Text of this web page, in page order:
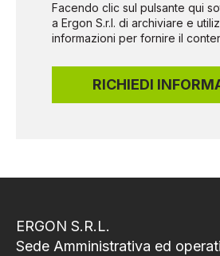
Facendo clic sul pulsante qui
a Ergon S.r.l. di archiviare e
informazioni per fornire il
ERGON S.R.L.
Sede Amministrativa ed